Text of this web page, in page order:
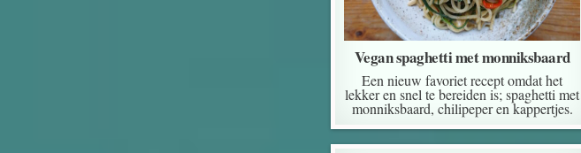
Vegan spaghetti met monniksbaard
Een nieuw favoriet recept omdat het
lekker en snel te bereiden is; spaghetti met
monniksbaard, chilipeper en kappertjes.